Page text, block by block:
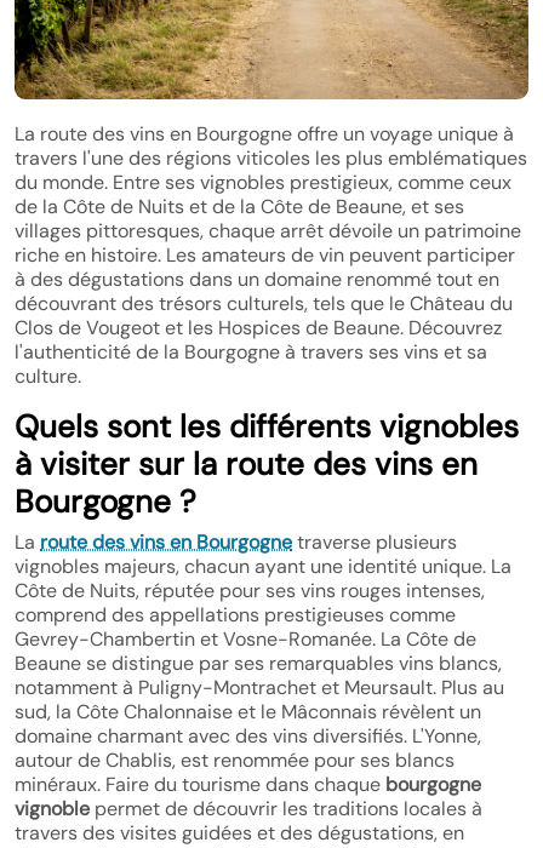
La route des vins en Bourgogne offre un voyage unique à
travers l'une des régions viticoles les plus emblématiques
du monde. Entre ses vignobles prestigieux, comme ceux
de la Côte de Nuits et de la Côte de Beaune, et ses
villages pittoresques, chaque arrêt dévoile un patrimoine
riche en histoire. Les amateurs de vin peuvent participer
à des dégustations dans un domaine renommé tout en
découvrant des trésors culturels, tels que le Château du
Clos de Vougeot et les Hospices de Beaune. Découvrez
l'authenticité de la Bourgogne à travers ses vins et sa
culture.
Quels sont les différents vignobles
à visiter sur la route des vins en
Bourgogne ?
La route des vins en Bourgognetraverse plusieurs
vignobles majeurs, chacun ayant une identité unique. La
Côte de Nuits, réputée pour ses vins rouges intenses,
comprend des appellations prestigieuses comme
Gevrey-Chambertin et Vosne-Romanée. La Côte de
Beaune se distingue par ses remarquables vins blancs,
notamment à Puligny-Montrachet et Meursault. Plus au
sud, la Côte Chalonnaise et le Mâconnais révèlent un
domaine charmant avec des vins diversifiés. L'Yonne,
autour de Chablis, est renommée pour ses blancs
minéraux. Faire du tourisme dans chaque bourgogne
vignoble permet de découvrir les traditions locales à
travers des visites guidées et des dégustations, en